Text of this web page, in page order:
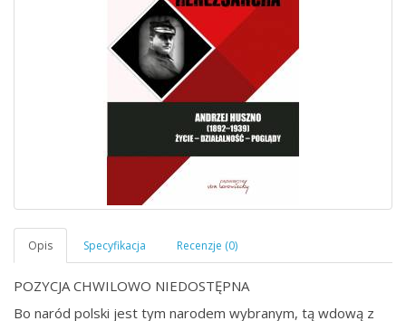
POZYCJA CHWILOWO NIEDOSTĘPNA
Bo naród polski jest tym narodem wybranym, tą wdową z